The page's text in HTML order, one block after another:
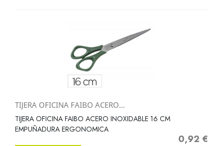
TIJERA OFICINA FAIBO ACERO...
TIJERA OFICINA FAIBO ACERO INOXIDABLE 16 CM
EMPUÑADURA ERGONOMICA
Precio
0,92 €